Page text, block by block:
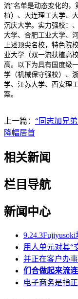
流”名单是动态变化的
植）、大连理工大学、
沉庆大学。实力强校：
大学、合肥工业大学、
上述顶尖名校，特色院
业大学（双一流扶植高
高。以下为具有国度级
学（机械保守强校）、
学、江苏大学、西安理
案。
上一篇： “同志加兄
降幅居首
相关新闻
栏目导航
新闻中心
用人单元对其“
并正在客户办
们合做起来流
电子商务是指